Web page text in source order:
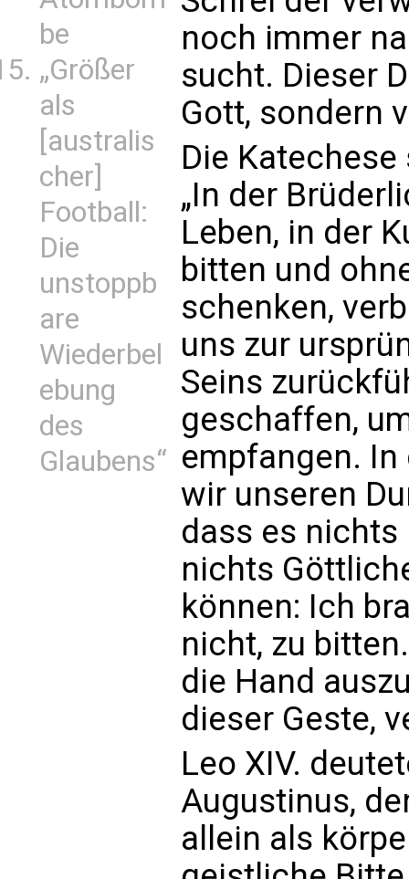
be
„Größer
als
[australis
cher]
Football:
Die
unstoppb
are
Wiederbel
ebung
des
Glaubens“
noch immer
sucht. Dieser
Gott, sondern
Die
„In der
Leben, in der
bitten und
schenken,
uns zur
Seins
geschaffen,
empfangen.
wir unseren
dass es
nichts
können: Ich
nicht, zu
die Hand
dieser Geste,
Leo XIV.
Augustinus,
allein als